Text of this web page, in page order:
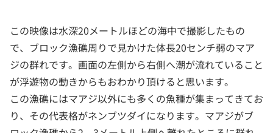
この映像は水深20メートルほどの海中で撮影したもの
で、ブロック漁礁周りで見かけた体長20センチ弱のマア
ジの群れです。画面の左側から右側へ潮が流れていること
が浮遊物の動きからもおわかり頂けると思います。
この漁礁にはマアジ以外にも多くの魚種が集まってきてお
り、その代表格がネンブツダイになります。マアジがブ